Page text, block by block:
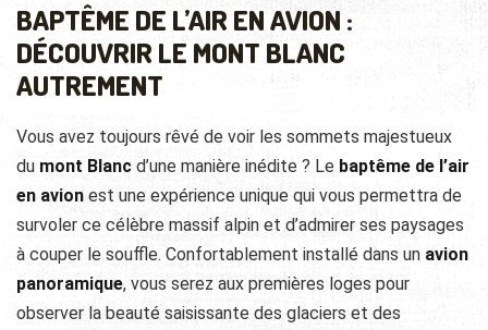
BAPTÊME DE L’AIR EN AVION :
DÉCOUVRIR LE MONT BLANC
AUTREMENT
Vous avez toujours rêvé de voir les sommets majestueux
du mont Blanc d’une manière inédite ? Le baptême de l’air
en avion est une expérience unique qui vous permettra de
survoler ce célèbre massif alpin et d’admirer ses paysages
à couper le souffle. Confortablement installé dans un avion
panoramique, vous serez aux premières loges pour
observer la beauté saisissante des glaciers et des